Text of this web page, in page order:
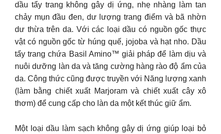
dầu tẩy trang không gây dị ứng, nhẹ nhàng làm tan
chảy mụn đầu đen, dư lượng trang điểm và bã nhờn
dư thừa trên da. Với các loại dầu có nguồn gốc thực
vật có nguồn gốc từ húng quế, jojoba và hạt nho. Dầu
tẩy trang chứa Basil Amino™ giải pháp để làm dịu và
nuôi dưỡng làn da và tăng cường hàng rào độ ẩm của
da. Công thức cũng được truyền với Năng lượng xanh
(làm bằng chiết xuất Marjoram và chiết xuất cây xô
thơm) để cung cấp cho làn da một kết thúc giữ ẩm.
Một loại dầu làm sạch không gây dị ứng giúp loại bỏ